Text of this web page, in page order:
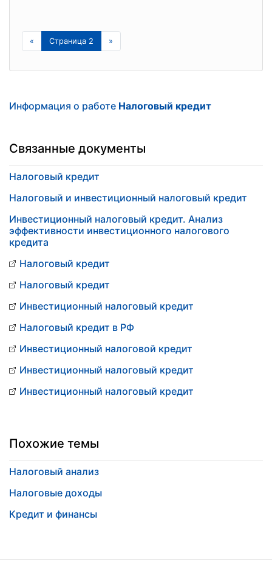
« Страница 2 »
Информация о работе Налоговый кредит
Связанные документы
Налоговый кредит
Налоговый и инвестиционный налоговый кредит
Инвестиционный налоговый кредит. Анализ
эффективности инвестиционного налогового
кредита
Налоговый кредит
Налоговый кредит
Инвестиционный налоговый кредит
Налоговый кредит в РФ
Инвестиционный налоговой кредит
Инвестиционный налоговый кредит
Инвестиционный налоговый кредит
Похожие темы
Налоговый анализ
Налоговые доходы
Кредит и финансы